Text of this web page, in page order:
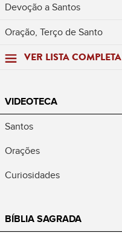
Devoção a Santos
Oração, Terço de Santo
VER LISTA COMPLETA
VIDEOTECA
Santos
Orações
Curiosidades
BÍBLIA SAGRADA